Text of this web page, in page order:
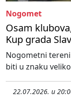
Nogomet
Osam
Kup grada
Nogometni tereni
biti u znaku
22.07.2026. u